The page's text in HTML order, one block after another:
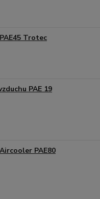
Trotec
PAE 19
PAE80